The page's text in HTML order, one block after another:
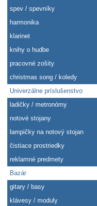
spev / spevníky
harmonika
klarinet
knihy o hudbe
pracovné zošity
christmas song / koledy
Univerzálne príslušenstvo
ladičky / metronómy
notové stojany
lampičky na notový stojan
čistiace prostriedky
reklamné predmety
Bazár
gitary / basy
klávesy / moduly